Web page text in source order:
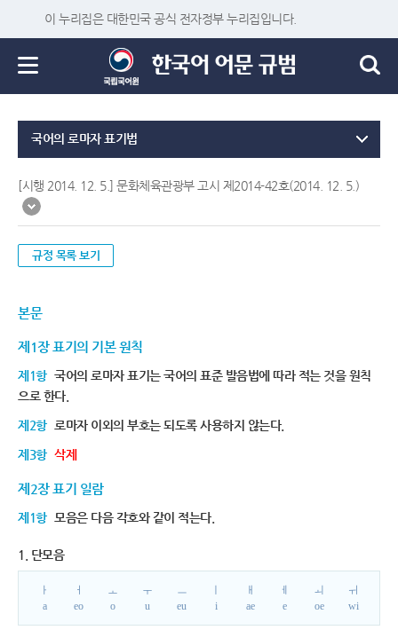
이 누리집은 대한민국 공식 전자정부 누리집입니다.
국어의 로마자 표기법
[시행 2014. 12. 5.] 문화체육관광부 고시 제2014-42호(2014. 12. 5.)
규정 목록 보기
본문
제1장 표기의 기본 원칙
제1항 국어의 로마자 표기는 국어의 표준 발음법에 따라 적는 것을 원칙
으로 한다.
제2항 로마자 이외의 부호는 되도록 사용하지 않는다.
제3항 삭제
제2장 표기 일람
제1항 모음은 다음 각호와 같이 적는다.
1. 단모음
ㅏ
a
ㅓ
eo
ㅗ
o
ㅜ
u
ㅡ
eu
i
ㅐ
ae
ㅔ
e
ㅚ
oe
ㅟ
wi